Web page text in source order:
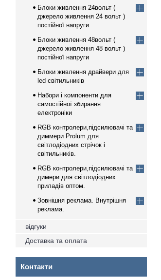
Блоки живлення 24вольт (
джерело живлення 24 вольт )
постійної напруги
Блоки живлення 48вольт (
джерело живлення 48 вольт )
постійної напруги
Блоки живлення драйвери для
led світильників
Набори і компоненти для
самостійної збирання
електроніки
RGB контролери,підсилювачі та
диммери Prolum для
світлодіодних стрічок і
світильників.
RGB контролери,підсилювачі та
димери для світлодіодних
приладів оптом.
Зовнішня реклама. Внутрішня
реклама.
відгуки
Доставка та оплата
Контакти